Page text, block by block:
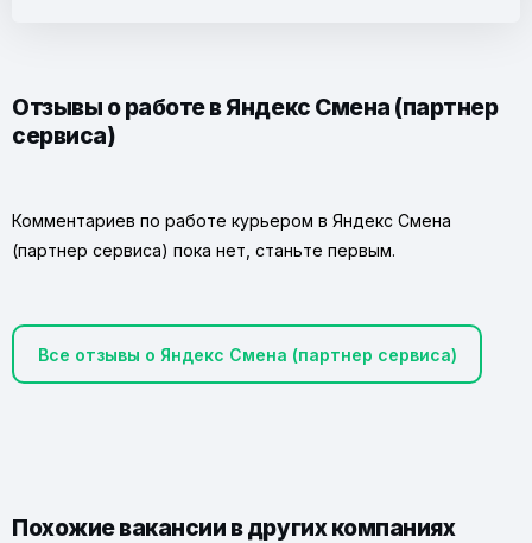
Отзывы о работе в Яндекс Смена (партнер
сервиса)
Комментариев по работе курьером в Яндекс Смена
(партнер сервиса) пока нет, станьте первым.
Все отзывы о Яндекс Смена (партнер сервиса)
Похожие вакансии в других компаниях